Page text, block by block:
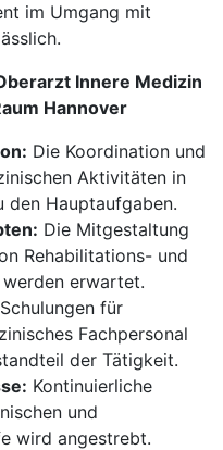
im Umgang mit
Innere Medizin
Hannover
Die Koordination und
Aktivitäten in
den Hauptaufgaben.
Die Mitgestaltung
Rehabilitations- und
erwartet.
für
Fachpersonal
der Tätigkeit.
Kontinuierliche
und
wird angestrebt.